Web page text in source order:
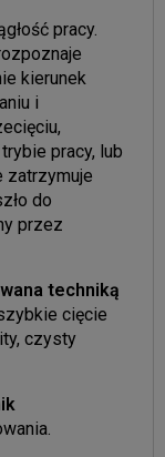
pracy.
kierunek
i
pracy, lub
zatrzymuje
do
przez
techniką
cięcie
czysty